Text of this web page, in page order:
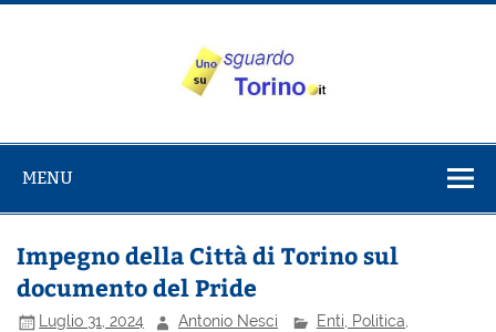
Salta
su Torino
MENU
Impegno della Città di Torino sul
documento del Pride
Luglio 31, 2024 Antonio Nesci
Enti, Politica,